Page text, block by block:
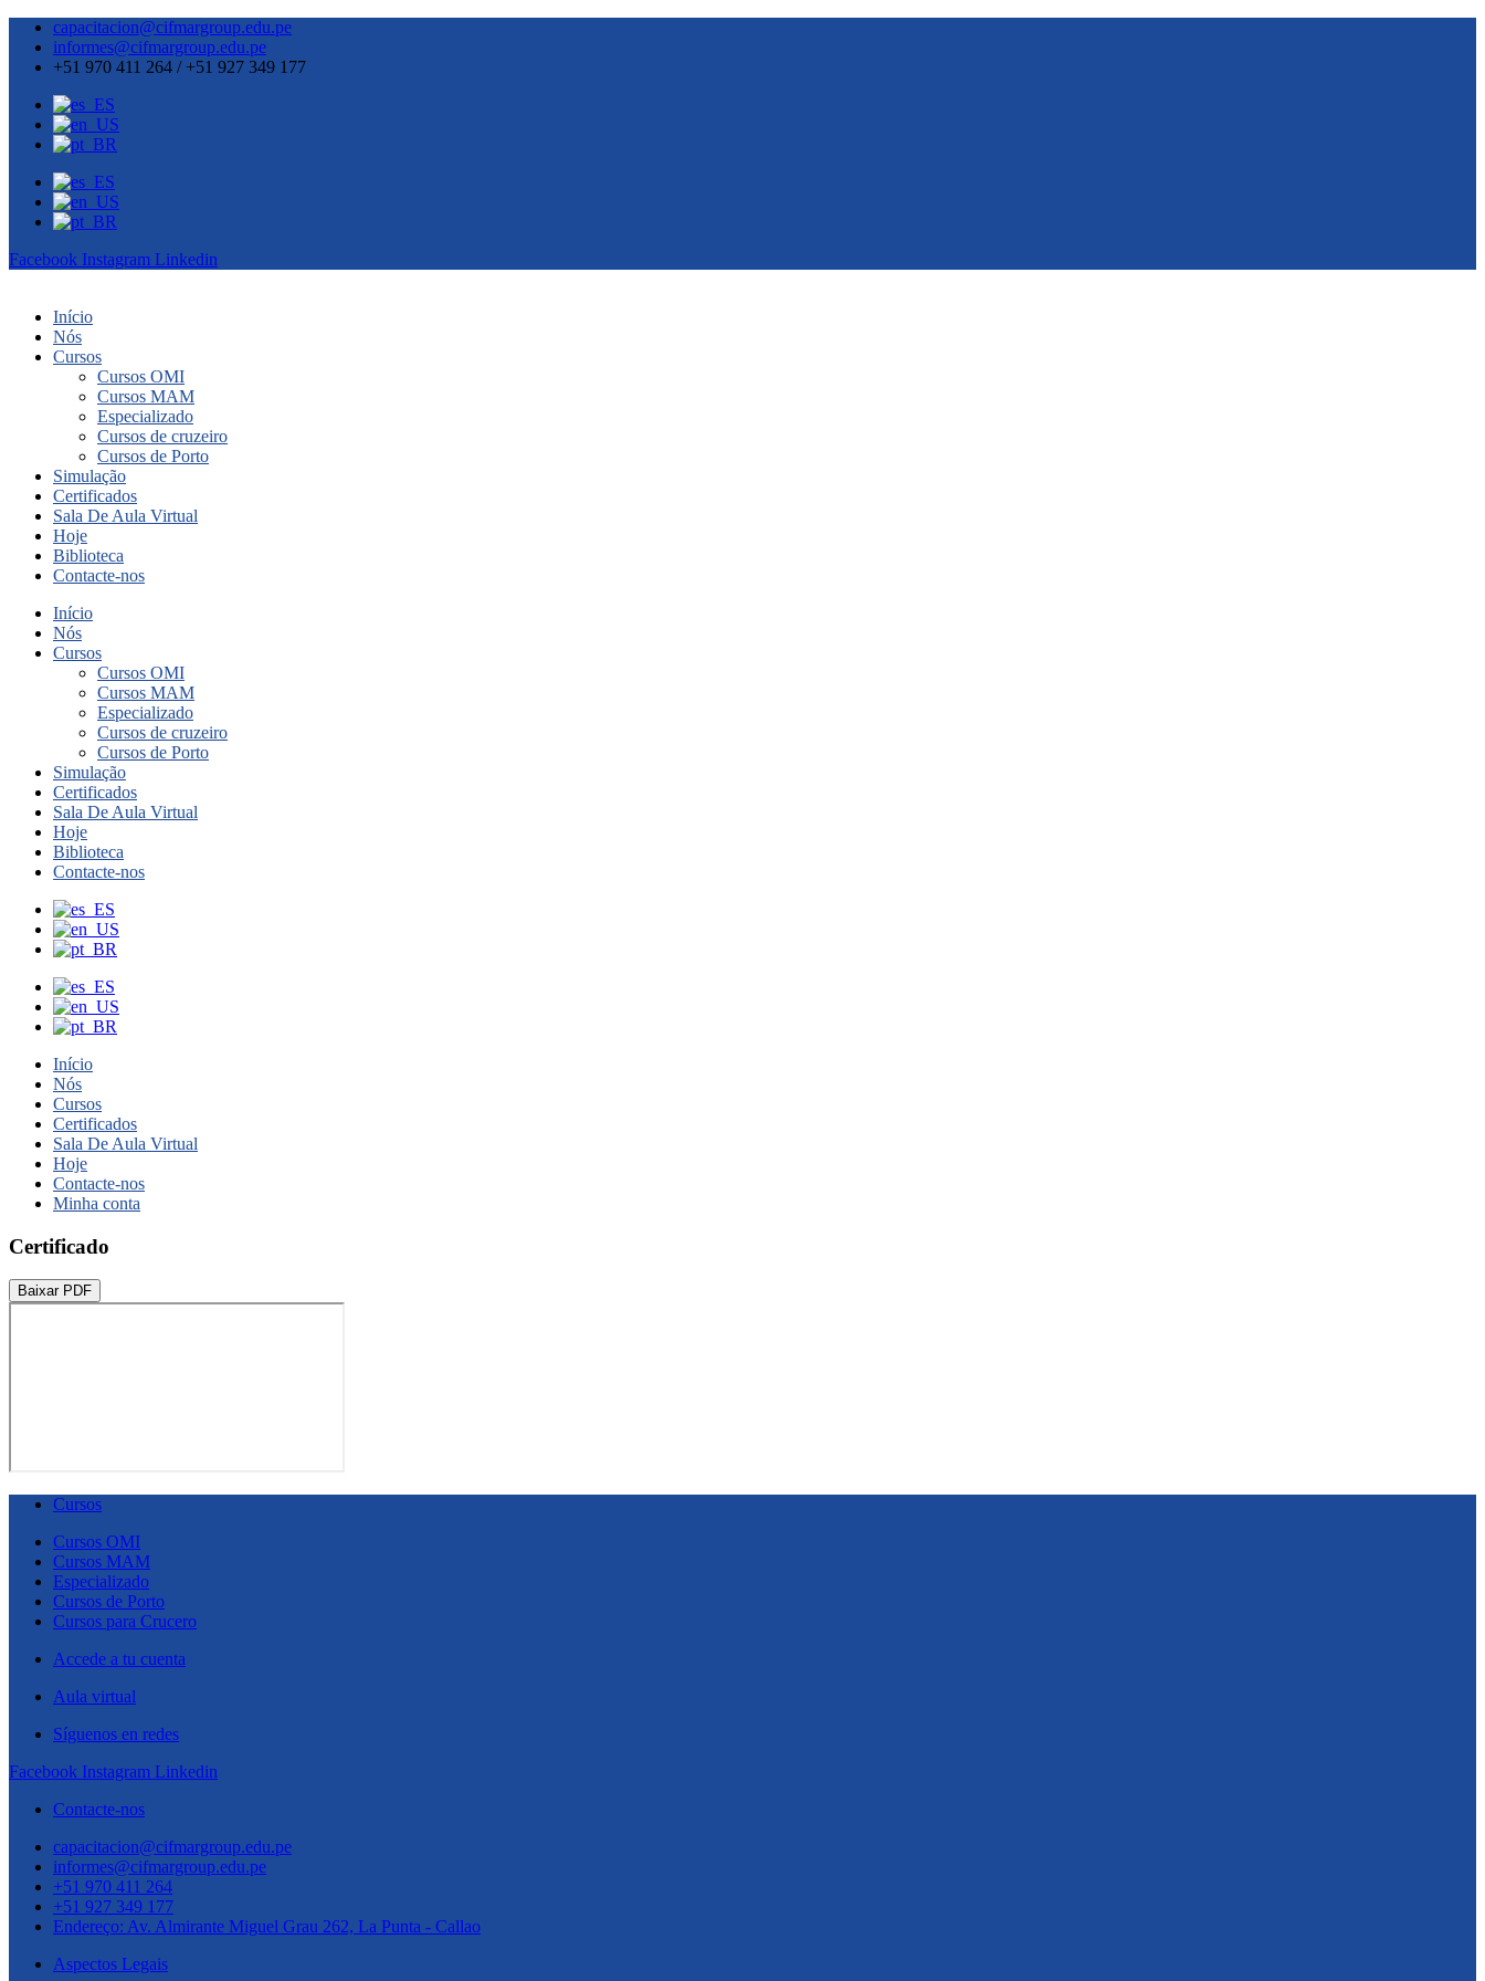
capacitacion@cifmargroup.edu.pe
informes@cifmargroup.edu.pe
+51 970 411 264 / +51 927 349 177
Facebook Instagram Linkedin
Início
Nós
Cursos
Cursos OMI
Cursos MAM
Especializado
Cursos de cruzeiro
Cursos de Porto
Simulação
Certificados
Sala De Aula Virtual
Hoje
Biblioteca
Contacte-nos
Início
Nós
Cursos
Cursos OMI
Cursos MAM
Especializado
Cursos de cruzeiro
Cursos de Porto
Simulação
Certificados
Sala De Aula Virtual
Hoje
Biblioteca
Contacte-nos
Início
Nós
Cursos
Certificados
Sala De Aula Virtual
Hoje
Contacte-nos
Minha conta
Certificado
Baixar PDF
Cursos
Cursos OMI
Cursos MAM
Especializado
Cursos de Porto
Cursos para Crucero
Accede a tu cuenta
Aula virtual
Síguenos en redes
Facebook Instagram Linkedin
Contacte-nos
capacitacion@cifmargroup.edu.pe
informes@cifmargroup.edu.pe
+51 970 411 264
+51 927 349 177
Endereço: Av. Almirante Miguel Grau 262, La Punta - Callao
Aspectos Legais